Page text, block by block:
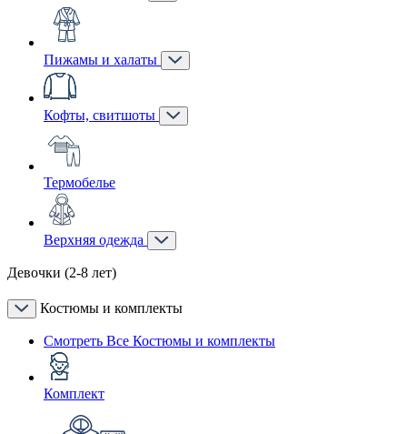
Пижамы и халаты
Кофты, свитшоты
Термобелье
Верхняя одежда
Девочки (2-8 лет)
Костюмы и комплекты
Смотреть Все Костюмы и комплекты
Комплект